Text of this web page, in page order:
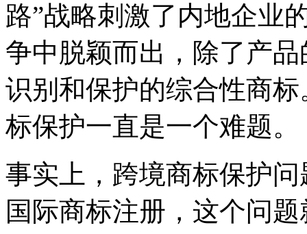
路”战略刺激了内地企业
争中脱颖而出，除了产
识别和保护的综合性商
标保护一直是一个难题。
事实上，跨境商标保护
国际商标注册，这个问